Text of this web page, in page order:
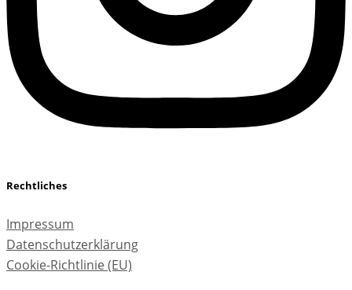
Rechtliches
Impressum
Datenschutzerklärung
Cookie-Richtlinie (EU)